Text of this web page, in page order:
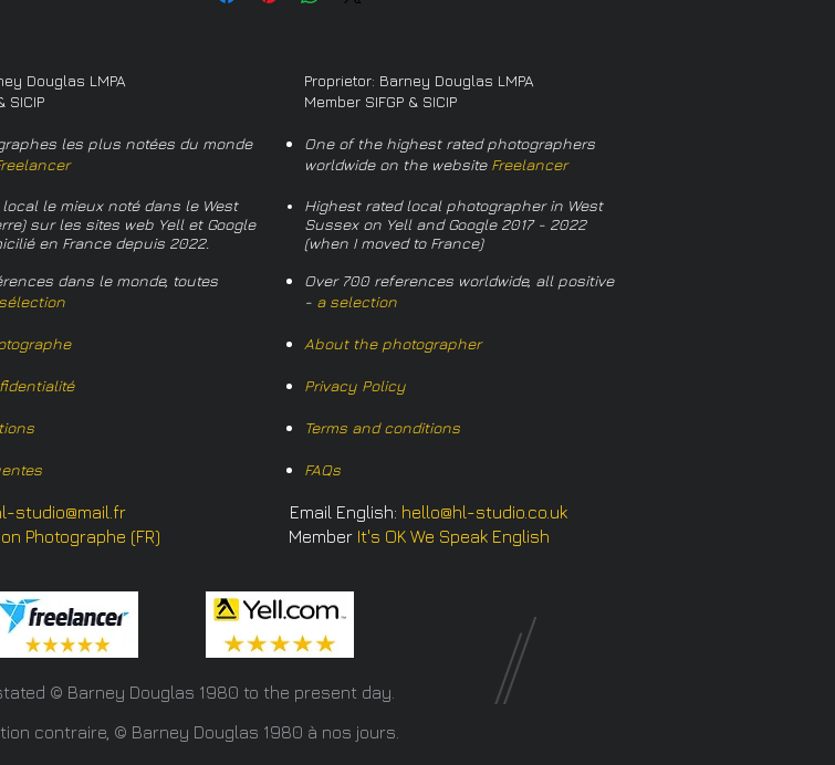
Douglas LMPA
SICIP
les plus notées du monde
le mieux noté dans le West
sur les sites web Yell et Google
en France depuis 2022.
dans le monde, toutes
Proprietor: Barney Douglas LMPA
Member SIFGP & SICIP
One of the highest rated photographers
worldwide on the website Freelancer
Highest rated local photographer in West
Sussex on Yell and Google 2017 - 2022
(when I moved to France)
Over 700 references worldwide, all positive
- a selection
About the photographer
Privacy Policy
Terms and conditions
FAQs
studio@mail.fr Email English: hello@hl-studio.co.uk
Photographe (FR) Member It's OK We Speak English
© Barney Douglas 1980 to the present day.
contraire, © Barney Douglas 1980 à nos jours.